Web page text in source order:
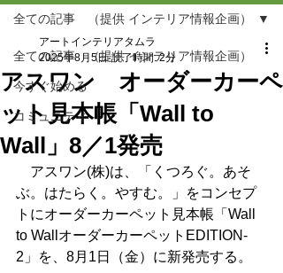
全ての記事 （提供 インテリア情報企画）
今すぐ始める
コミュニティ
全ての記事 （提供 インテリア情報企画）
アスワン オーダーカーペ
ット見本帳「Wall to
Wall」8／1発売
アートインテリアタムラ
2025年8月5日 読了時間: 2分
アスワン(株)は、「くつろぐ。あそ
ぶ。はたらく。やすむ。」をコンセプ
トにオーダーカーペット見本帳「Wall
to WallオーダーカーペットEDITION-
2」を、8月1日（金）に新発売する。